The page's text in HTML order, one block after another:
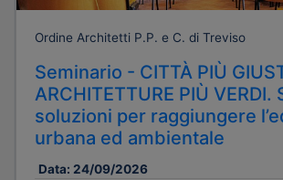
Ordine Architetti P.P. e C. di Treviso
Seminario - CITTÀ PIÙ
ARCHITETTURE PIÙ
soluzioni per raggiungere
urbana ed ambientale
Data: 24/09/2026